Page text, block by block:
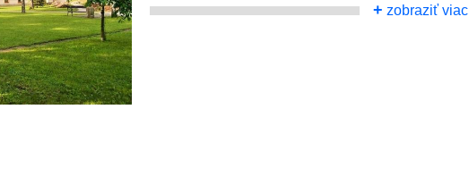
+ zobraziť viac